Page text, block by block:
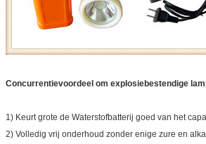
Concurrentievoordeel om explosiebestendige
1) Keurt grote de Waterstofbatterij goed van het
2) Volledig vrij onderhoud zonder enige zure en